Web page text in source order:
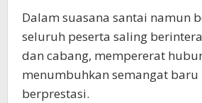
Dalam suasana santai namun
seluruh peserta saling
dan cabang, mempererat
menumbuhkan semangat
berprestasi.